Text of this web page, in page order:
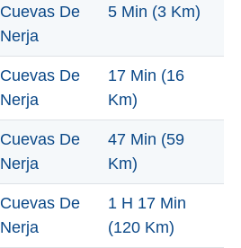
Cuevas De
Nerja
5 Min (3 Km)
Cuevas De
Nerja
17 Min (16
Km)
Cuevas De
Nerja
47 Min (59
Km)
Cuevas De
Nerja
1 H 17 Min
(120 Km)